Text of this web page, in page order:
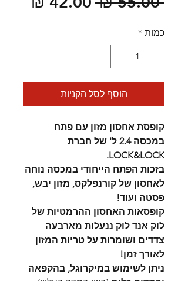
כמות *
הוסף לסל הקניות
קופסת אחסון מזון עם פתח
במכסה 2.4 ל' של חברת
LOCK&LOCK.
בזכות הפתח הייחודי במכסה נוחה
לאחסון של קורנפלקס, מזון יבש,
פסטה ועוד!
קופסאות האחסון ההרמטיות של
לוק אנד לוק ננעלות מארבעה
צדדים ושומרות על טריות המזון
לאורך זמן!
ניתן לשימוש במיקרוגל, בהקפאה